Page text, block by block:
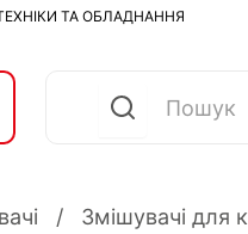
ТА ОБЛАДНАННЯ
Змішувачі для